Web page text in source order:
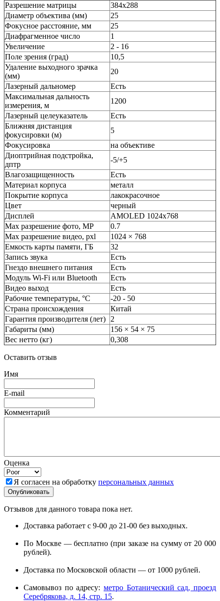
Разрешение матрицы
384x288
Диаметр объектива (мм)
25
Фокусное расстояние, мм
25
Диафрагменное число
1
Увеличение
2 - 16
Поле зрения (град)
10,5
Удаление выходного зрачка
(мм)
20
Лазерный дальномер
Есть
Максимальная дальность
измерения, м
1200
Лазерный целеуказатель
Есть
Ближняя дистанция
фокусировки (м)
5
Фокусировка
на объективе
Диоптрийная подстройка,
дптр
-5/+5
Влагозащищенность
Есть
Материал корпуса
металл
Покрытие корпуса
лакокрасочное
Цвет
черный
Дисплей
AMOLED 1024х768
Max разрешение фото, МР
0.7
Max разрешение видео, pxl
1024 × 768
Емкость карты памяти, ГБ
32
Запись звука
Есть
Гнездо внешнего питания
Есть
Модуль Wi-Fi или Bluetooth
Есть
Видео выход
Есть
Рабочие температуры, °С
-20 - 50
Страна происхождения
Китай
Гарантия производителя (лет)
2
Габариты (мм)
156 × 54 × 75
Вес нетто (кг)
0,308
Оставить отзыв
Имя
E-mail
Комментарий
Оценка
Я согласен на обработку персональных данных
Отзывов для данного товара пока нет.
Доставка работает с 9-00 до 21-00 без выходных.
По Москве — бесплатно (при заказе на сумму от 20 000
рублей).
Доставка по Московской области — от 1000 рублей.
Самовывоз по адресу: метро Ботанический сад, проезд
Серебрякова, д. 14, стр. 15.